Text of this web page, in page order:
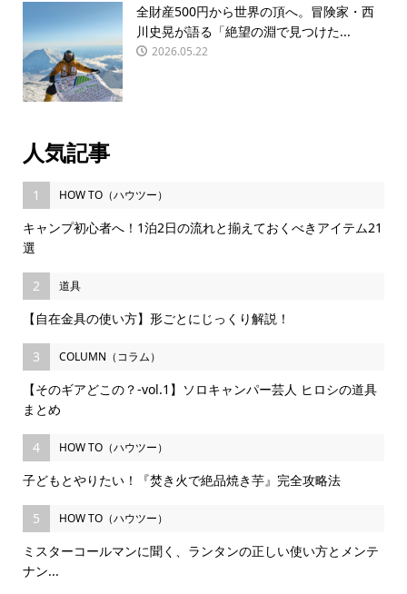
全財産500円から世界の頂へ。冒険家・西
川史晃が語る「絶望の淵で見つけた...
2026.05.22
人気記事
1 HOW TO（ハウツー）
キャンプ初心者へ！1泊2日の流れと揃えておくべきアイテム21
選
2 道具
【自在金具の使い方】形ごとにじっくり解説！
3 COLUMN（コラム）
【そのギアどこの？-vol.1】ソロキャンパー芸人 ヒロシの道具
まとめ
4 HOW TO（ハウツー）
子どもとやりたい！『焚き火で絶品焼き芋』完全攻略法
5 HOW TO（ハウツー）
ミスターコールマンに聞く、ランタンの正しい使い方とメンテ
ナン...